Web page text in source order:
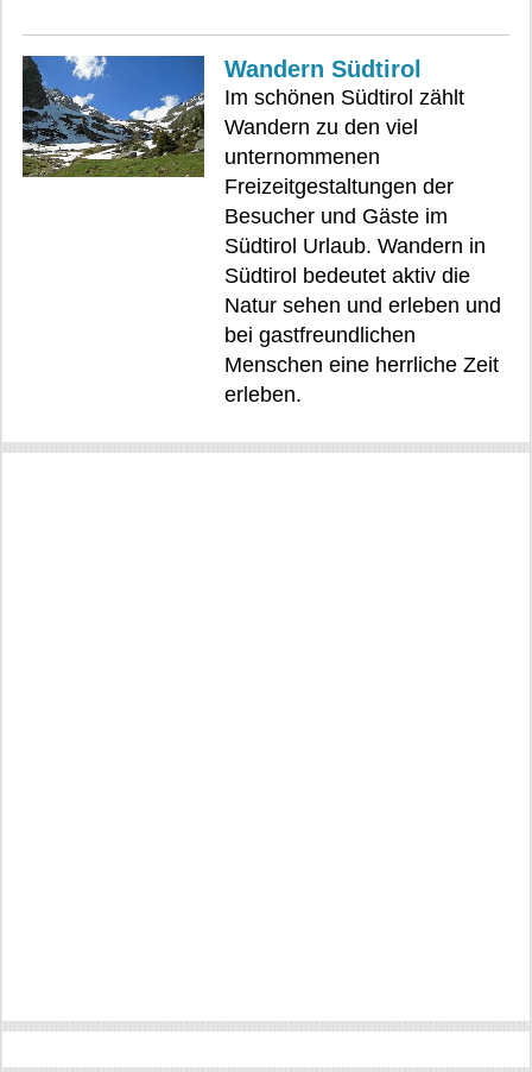
Wandern Südtirol
Im schönen Südtirol zählt
Wandern zu den viel
unternommenen
Freizeitgestaltungen der
Besucher und Gäste im
Südtirol Urlaub. Wandern in
Südtirol bedeutet aktiv die
Natur sehen und erleben und
bei gastfreundlichen
Menschen eine herrliche Zeit
erleben.